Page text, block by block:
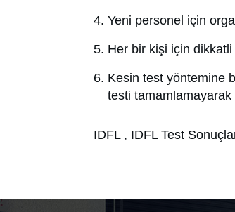
Yeni personel için
Her bir kişi için dikkatli
Kesin test yöntemine
testi
IDFL , IDFL Test